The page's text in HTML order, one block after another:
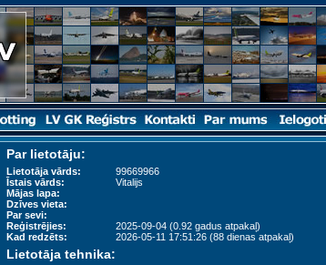
Par lietotāju:
Lietotāja vārds:
99669966
Īstais vārds:
Vitalijs
Mājas lapa:
Dzīves vieta:
Par sevi:
Reģistrējies:
2025-09-04 (0.92 gadus atpakaļ)
Kad redzēts:
2026-05-11 17:51:26 (88 dienas atpakaļ)
Lietotāja tehnika: